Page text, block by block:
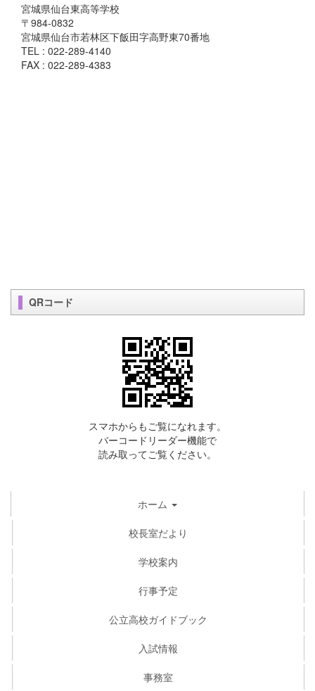
宮城県仙台東高等学校
〒984-0832
宮城県仙台市若林区下飯田字高野東70番地
TEL : 022-289-4140
FAX : 022-289-4383
QRコード
スマホからもご覧になれます。
バーコードリーダー機能で
読み取ってご覧ください。
ホーム
校長室だより
学校案内
行事予定
公立高校ガイドブック
入試情報
事務室